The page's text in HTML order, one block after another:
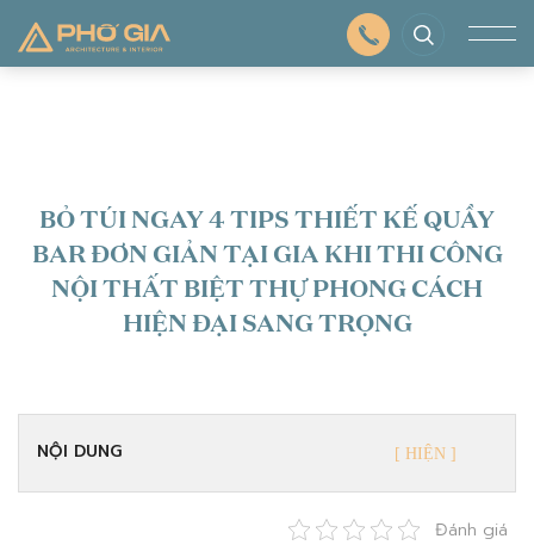
BỎ TÚI NGAY 4 TIPS THIẾT KẾ QUẦY
BAR ĐƠN GIẢN TẠI GIA KHI THI CÔNG
NỘI THẤT BIỆT THỰ PHONG CÁCH
HIỆN ĐẠI SANG TRỌNG
NỘI DUNG
Đánh giá